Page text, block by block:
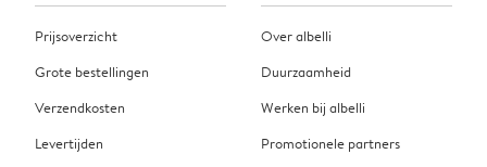
Prijsoverzicht
Grote bestellingen
Verzendkosten
Levertijden
Over albelli
Duurzaamheid
Werken bij albelli
Promotionele partners